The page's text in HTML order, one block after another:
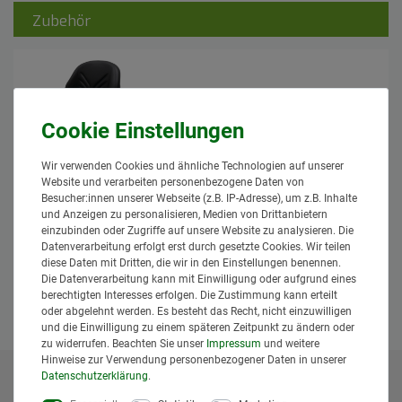
Zubehör
GRAMMER Schleppersitz, Compacto
Comfort M PVC / Kunstleder schwarz
Grammer
1.099,95 € *
Lieferzeit: 1 bis 3 Tage*
In den Warenkorb
inkl. MwSt.zzgl.Versand
Wir verwenden Cookies und ähnliche Technologien auf unserer
Website und verarbeiten personenbezogene Daten von
Besucher:innen unserer Webseite (z.B. IP-Adresse), um z.B. Inhalte
und Anzeigen zu personalisieren, Medien von Drittanbietern
einzubinden oder Zugriffe auf unsere Website zu analysieren. Die
Datenverarbeitung erfolgt erst durch gesetzte Cookies. Wir teilen
diese Daten mit Dritten, die wir in den Einstellungen benennen.
Die Datenverarbeitung kann mit Einwilligung oder aufgrund eines
berechtigten Interesses erfolgen. Die Zustimmung kann erteilt
oder abgelehnt werden. Es besteht das Recht, nicht einzuwilligen
und die Einwilligung zu einem späteren Zeitpunkt zu ändern oder
zu widerrufen. Beachten Sie unser Impressum und weitere
Hinweise zur Verwendung personenbezogener Daten in unserer
Daten­schutz­erklärung.